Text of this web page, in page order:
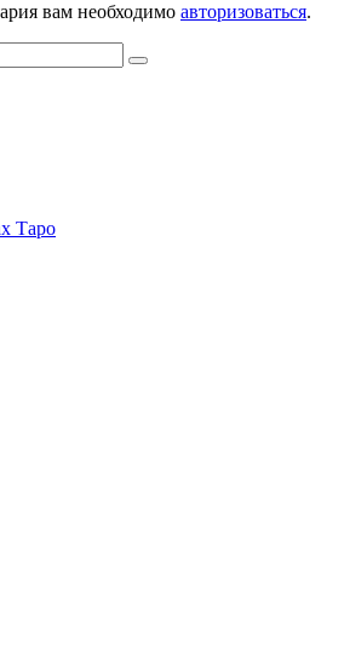
вам необходимо авторизоваться.
Таро